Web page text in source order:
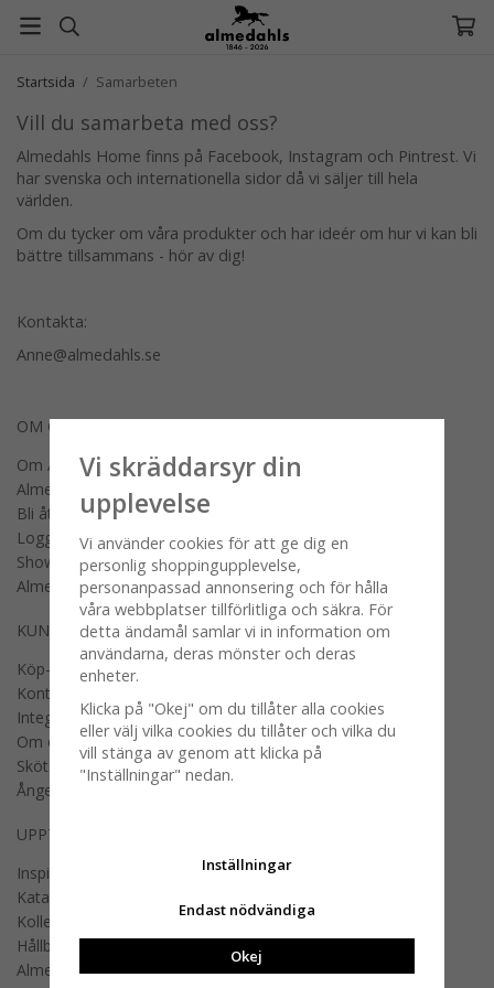
Startsida / Samarbeten
Vill du samarbeta med oss?
Almedahls Home finns på Facebook, Instagram och Pintrest. Vi
har svenska och internationella sidor då vi säljer till hela
världen.
Om du tycker om våra produkter och har ideér om hur vi kan bli
bättre tillsammans - hör av dig!
Kontakta:
Anne@almedahls.se
OM OSS
Om Almedahls
Almedahls designers
Bli återförsäljare
Logga in B2B
Showroom
Almedahls offentlig miljö
KUNDSERVICE
Köp- och fraktvillkor
Kontakta oss
Integritetspolicy
Om cookies
Skötselråd
Ångerrätt
UPPTÄCK
Inspiration och nyheter
Kataloger
Kollektioner
Hållbarhet på riktigt
Almedahls Home i media
Vi skräddarsyr din
upplevelse
Vi använder cookies för att ge dig en
personlig shoppingupplevelse,
personanpassad annonsering och för hålla
våra webbplatser tillförlitliga och säkra. För
detta ändamål samlar vi in information om
användarna, deras mönster och deras
enheter.
Klicka på "Okej" om du tillåter alla cookies
eller välj vilka cookies du tillåter och vilka du
vill stänga av genom att klicka på
"Inställningar" nedan.
Inställningar
Endast nödvändiga
Okej